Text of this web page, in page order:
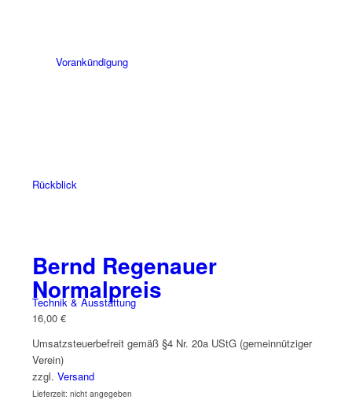
Vorankündigung
Rückblick
Technik & Ausstattung
Bernd Regenauer
Normalpreis
16,00 €
Umsatzsteuerbefreit gemäß §4 Nr. 20a UStG (gemeinnütziger
Verein)
zzgl. Versand
Lieferzeit: nicht angegeben